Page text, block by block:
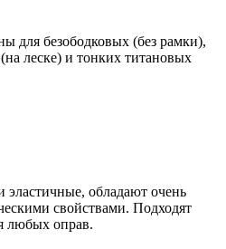
для безободковых (без рамки),
леске) и тонких титановых
эластичные, обладают очень
свойствами. Подходят
любых оправ.